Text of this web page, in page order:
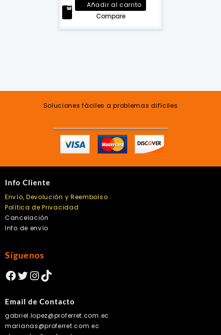
Añadir al carrito
Compare
Soluciones fáciles a problemas difíciles
Info Cliente
Envío, Devolución y Reembolso
Política de Privacidad
Cancelación
Info de envío
Síguenos
Facebook
Twitter
Instagram
TikTok
Email de Contacto
gabriel.lopez@proferret.com.ec
marianas@proferret.com.ec